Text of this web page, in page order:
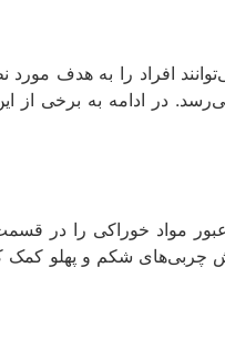
افراد را به هدف مورد
در ادامه به برخی از
مواد خوراکی را در
شکم و پهلو کمک